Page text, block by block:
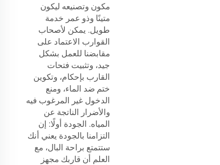
مكون وتصنيعه ليكون
متينًا وذو عمر خدمة
طويل. يمكن لأصحاب
القوارب الاعتماد على
مقابضنا للعمل بشكل
جيد، وتثبيت فتحات
القارب بإحكام، وتكوين
ختم ضد الماء، ومنع
الدخول غير المرغوب فيه
والأضرار الناتجة عن
المياه. الجودة أولًا: إن
التزامنا بالجودة يعني أنك
ستتمتع براحة البال، مع
العلم أن قاربك مجهز